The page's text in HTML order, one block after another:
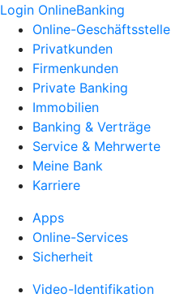
Login OnlineBanking
Online-Geschäftsstelle
Privatkunden
Firmenkunden
Private Banking
Immobilien
Banking & Verträge
Service & Mehrwerte
Meine Bank
Karriere
Apps
Online-Services
Sicherheit
Video-Identifikation